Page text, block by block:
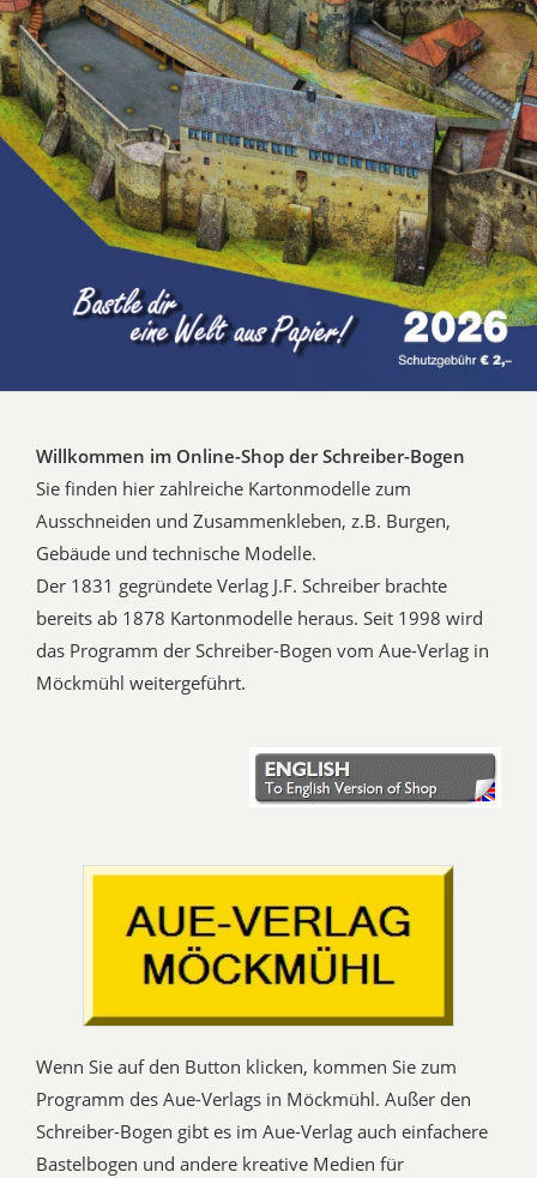
Willkommen im Online-Shop der Schreiber-Bogen
Sie finden hier zahlreiche Kartonmodelle zum
Ausschneiden und Zusammenkleben, z.B. Burgen,
Gebäude und technische Modelle.
Der 1831 gegründete Verlag J.F. Schreiber brachte
bereits ab 1878 Kartonmodelle heraus. Seit 1998 wird
das Programm der Schreiber-Bogen vom Aue-Verlag in
Möckmühl weitergeführt.
Wenn Sie auf den Button klicken, kommen Sie zum
Programm des Aue-Verlags in Möckmühl. Außer den
Schreiber-Bogen gibt es im Aue-Verlag auch einfachere
Bastelbogen und andere kreative Medien für